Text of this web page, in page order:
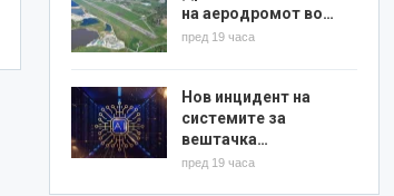
на аеродромот во…
пред 19 часа
Нов инцидент на
системите за
вештачка…
пред 19 часа